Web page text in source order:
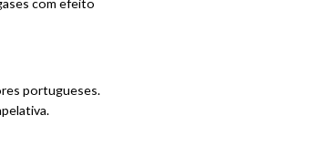
portugueses.